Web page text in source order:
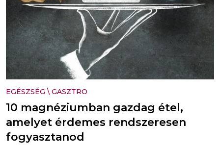
EGÉSZSÉG \ GASZTRO
10 magnéziumban gazdag étel,
amelyet érdemes rendszeresen
fogyasztanod